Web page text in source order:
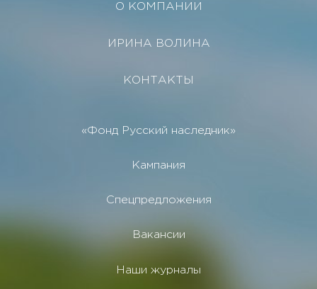
О КОМПАНИИ
ИРИНА ВОЛИНА
КОНТАКТЫ
«Фонд Русский наследник»
Кампания
Спецпредложения
Вакансии
Наши журналы